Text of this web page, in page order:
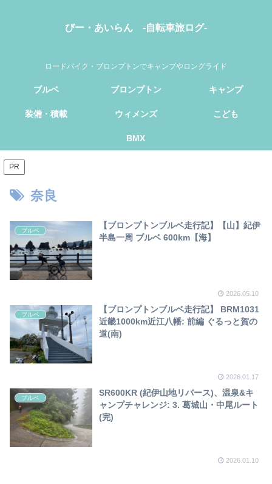
びー・あいらん -自転車旅ログ-
ロードバイク・ブロンプトンでキャンプやロングライド
ブルベ ブロンプトン キャンプ
装備・積載 ウィメンズ こども
BMX
PR
奈良
ブルベ
【ブロンプトンブルベ走行記】【山】紀伊
半島一周 ブルベ 600km【海】
2026.05.10
ブルベ
【ブロンプトンブルベ走行記】 BRM1031
近畿1000km近江八幡: 前編 ぐるっと賀の
道(南)
2026.01.17
ブルベ
SR600KR (紀伊山地リバース)、温泉&キ
ャンプチャレンジ: 3. 葛城山・中尾ルート
(完)
2026.01.10